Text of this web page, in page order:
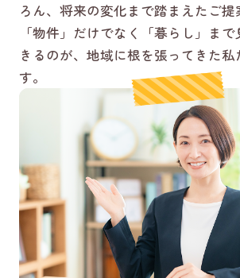
ろん、将来の変化まで踏まえたご提
「物件」だけでなく「暮らし」ま
きるのが、地域に根を張ってきた
す。